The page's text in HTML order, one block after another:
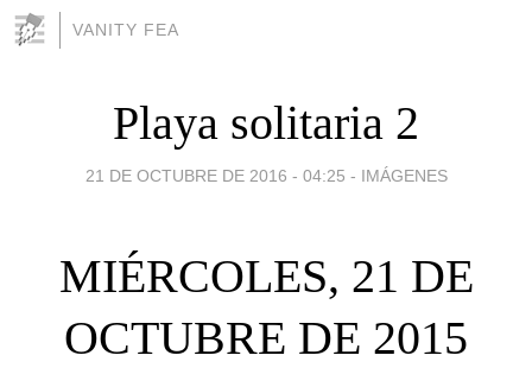
VANITY FEA
Playa solitaria 2
21 DE OCTUBRE DE 2016 - 04:25 - IMÁGENES
MIÉRCOLES, 21 DE
OCTUBRE DE 2015